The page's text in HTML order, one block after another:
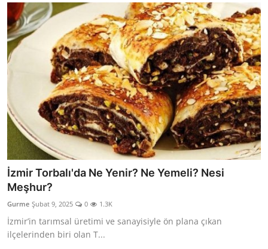
Mekan & Lezzet Rotaları
Temel Gıda ve Ürün Rehberleri
İçecek Kültürü & Barista
Yöresel Tarifler & Ev Yemekleri
Gıda Güvenliği & Sağlık
İçecek Kültürü & Rehberleri
Popüler Kültür & Mutfak Tarihi
Mutfak Temizliği & Pratik Bilgiler
Anne & Bebek Beslenmesi
İzmir Torbalı'da Ne Yenir? Ne Yemeli? Nesi
Meşhur?
Gurme Şubat 9, 2025 0 1.3K
İzmir’in tarımsal üretimi ve sanayisiyle ön plana çıkan
ilçelerinden biri olan T...